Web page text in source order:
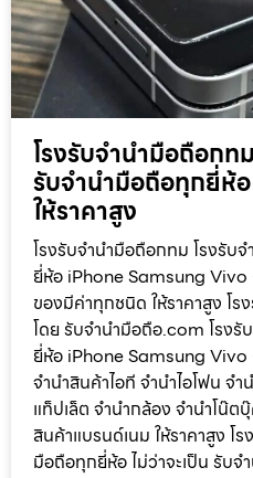
โรงรับจำนำมือถือกท
รับจำนำมือถือทุกยี่ห้
ให้ราคาสูง
โรงรับจำนำมือถือกทม โรงรับ
ยี่ห้อ iPhone Samsung
ของมีค่าทุกชนิด ให้ราคาสูง โ
โดย รับจํานํามือถือ.com โรง
ยี่ห้อ iPhone Samsung
จำนำสินค้าไอที จำนำไอโฟน จ
แท็ปเล็ต จำนำกล้อง จำนำโน๊ต
สินค้าแบรนด์เนม ให้ราคาสูง โ
มือถือทุกยี่ห้อ ไม่ว่าจะเป็น รับ